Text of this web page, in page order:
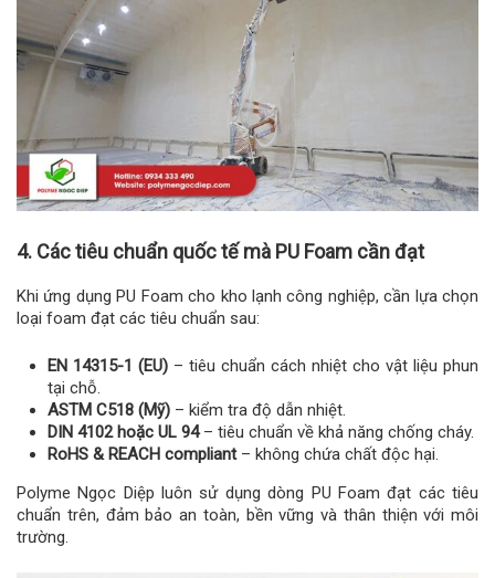
4. Các tiêu chuẩn quốc tế mà PU Foam cần đạt
Khi ứng dụng PU Foam cho kho lạnh công nghiệp, cần lựa chọn
loại foam đạt các tiêu chuẩn sau:
EN 14315-1 (EU) – tiêu chuẩn cách nhiệt cho vật liệu phun
tại chỗ.
ASTM C518 (Mỹ) – kiểm tra độ dẫn nhiệt.
DIN 4102 hoặc UL 94– tiêu chuẩn về khả năng chống cháy.
RoHS & REACH compliant– không chứa chất độc hại.
Polyme Ngọc Diệp luôn sử dụng dòng PU Foam đạt các tiêu
chuẩn trên, đảm bảo an toàn, bền vững và thân thiện với môi
trường.